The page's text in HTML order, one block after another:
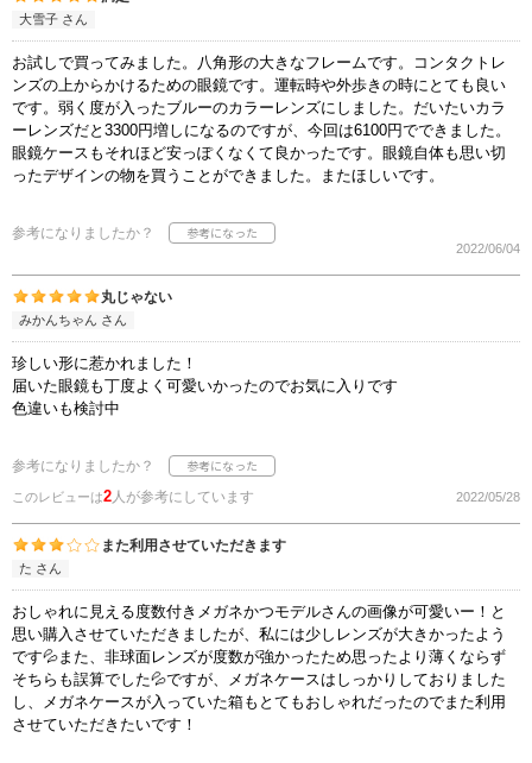
大雪子 さん
お試しで買ってみました。八角形の大きなフレームです。コンタクトレ
ンズの上からかけるための眼鏡です。運転時や外歩きの時にとても良い
です。弱く度が入ったブルーのカラーレンズにしました。だいたいカラ
ーレンズだと3300円増しになるのですが、今回は6100円でできました。
眼鏡ケースもそれほど安っぽくなくて良かったです。眼鏡自体も思い切
ったデザインの物を買うことができました。またほしいです。
参考になりましたか？
2022/06/04
丸じゃない
みかんちゃん さん
珍しい形に惹かれました！
届いた眼鏡も丁度よく可愛いかったのでお気に入りです
色違いも検討中
参考になりましたか？
このレビューは2人が参考にしています 2022/05/28
また利用させていただきます
た さん
おしゃれに見える度数付きメガネかつモデルさんの画像が可愛いー！と
思い購入させていただきましたが、私には少しレンズが大きかったよう
です💦また、非球面レンズが度数が強かったため思ったより薄くならず
そちらも誤算でした💦ですが、メガネケースはしっかりしておりました
し、メガネケースが入っていた箱もとてもおしゃれだったのでまた利用
させていただきたいです！